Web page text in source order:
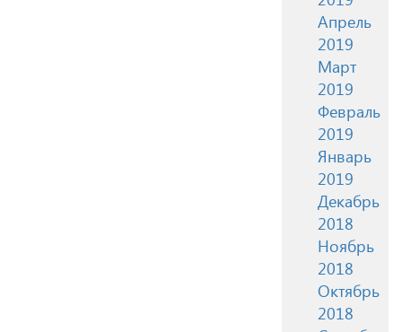
Апрель
2019
Март
2019
Февраль
2019
Январь
2019
Декабрь
2018
Ноябрь
2018
Октябрь
2018